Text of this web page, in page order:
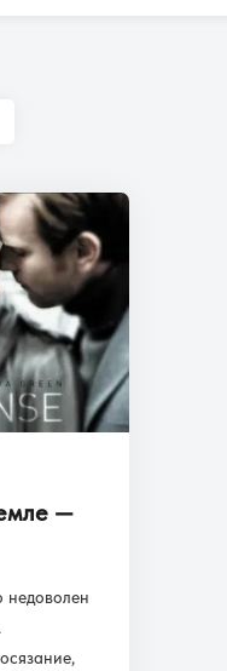
—
недоволен